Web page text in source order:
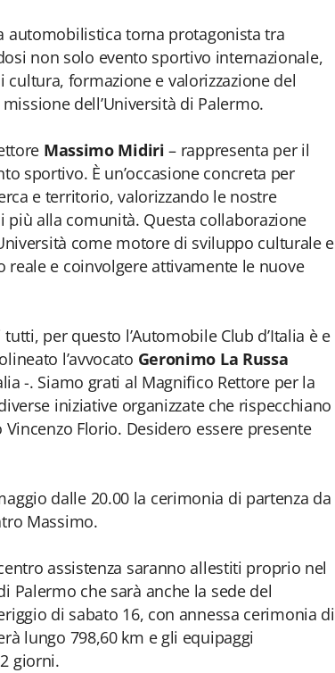
automobilistica torna protagonista tra
non solo evento sportivo internazionale,
formazione e valorizzazione del
dell’Università di Palermo.
Massimo Midiri – rappresenta per il
sportivo. È un’occasione concreta per
e territorio, valorizzando le nostre
più alla comunità. Questa collaborazione
come motore di sviluppo culturale e
reale e coinvolgere attivamente le nuove
per questo l’Automobile Club d’Italia è e
l’avvocato Geronimo La Russa
-. Siamo grati al Magnifico Rettore per la
iniziative organizzate che rispecchiano
Florio. Desidero essere presente
dalle 20.00 la cerimonia di partenza da
Massimo.
assistenza saranno allestiti proprio nel
Palermo che sarà anche la sede del
di sabato 16, con annessa cerimonia di
lungo 798,60 km e gli equipaggi
giorni.